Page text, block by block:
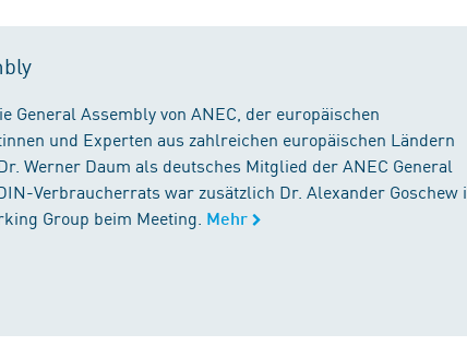
General Assembly von ANEC, der europäischen
und Experten aus zahlreichen europäischen Ländern
Werner Daum als deutsches Mitglied der ANEC General
Verbraucherrats war zusätzlich Dr. Alexander Goschew
Group beim Meeting. Mehr